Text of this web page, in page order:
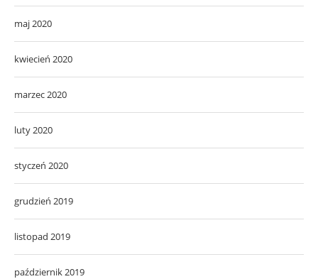
maj 2020
kwiecień 2020
marzec 2020
luty 2020
styczeń 2020
grudzień 2019
listopad 2019
październik 2019